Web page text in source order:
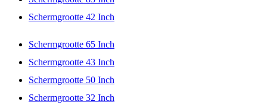
Schermgrootte 42 Inch
Schermgrootte 65 Inch
Schermgrootte 43 Inch
Schermgrootte 50 Inch
Schermgrootte 32 Inch